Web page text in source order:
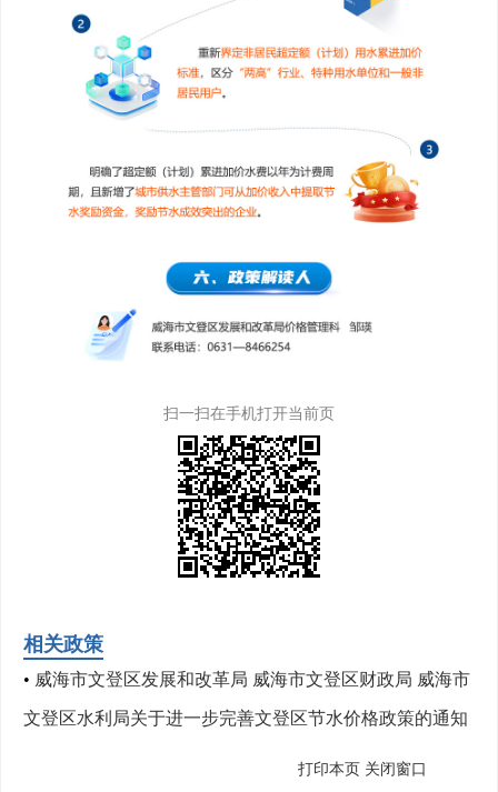
扫一扫在手机打开当前页
相关政策
• 威海市文登区发展和改革局 威海市文登区财政局 威海市
文登区水利局关于进一步完善文登区节水价格政策的通知
打印本页 关闭窗口